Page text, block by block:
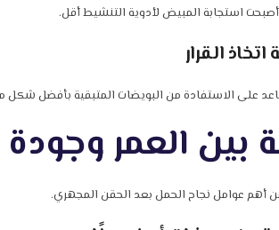
استجابة المبيض لأدوية التنشيط أقل.
القرار
على الاستفادة من البويضات المتبقية بأفضل
بين العمر وجودة
أهم عوامل نجاح الحمل بعد الحقن المجهري.